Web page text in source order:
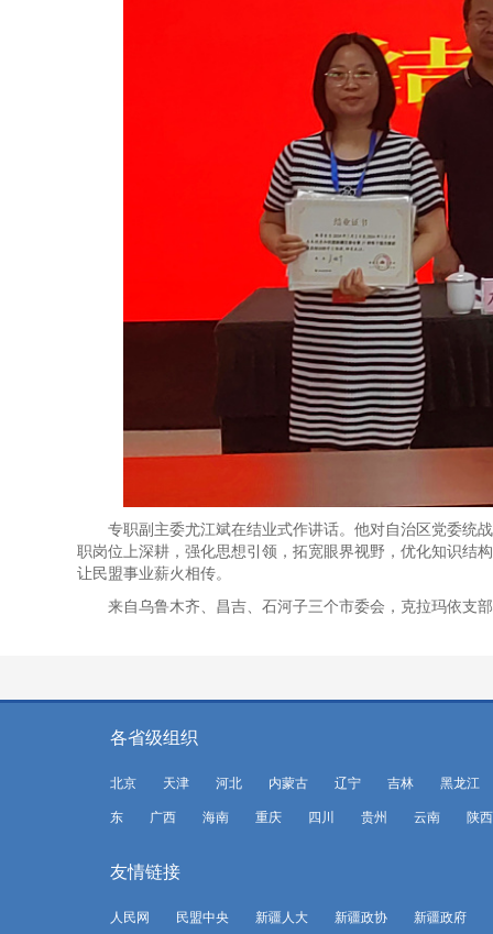
专职副主委尤江斌在结业式作讲话。他对自治区党委统
职岗位上深耕，强化思想引领，拓宽眼界视野，优化知识结
让民盟事业薪火相传。
来自乌鲁木齐、昌吉、石河子三个市委会，克拉玛依支
各省级组织
北京 天津 河北 内蒙古 辽宁 吉林 黑龙江
东 广西 海南 重庆 四川 贵州 云南 陕西
友情链接
人民网 民盟中央 新疆人大 新疆政协 新疆政府